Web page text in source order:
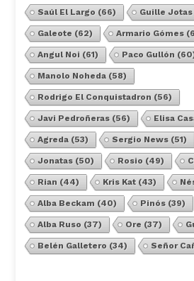
Saúl El Largo (66) Guille Jotas
Galeote (62) Armario Gómes
Angul Noi (61) Paco Gullón
Manolo Noheda(58)
Rodrigo El Conquistadron (56)
Javi Pedroñeras(56) Elisa
Agreda(53) Sergio News(51)
Jonatas(50) Rosio (49)
Rian (44) Kris Kat(43)
Alba Beckam (40) Pinós(39)
Alba Ruso (37) Ore (37)
Belén Galletero (34) Señor